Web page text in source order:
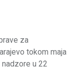
za
tokom maja
u 22